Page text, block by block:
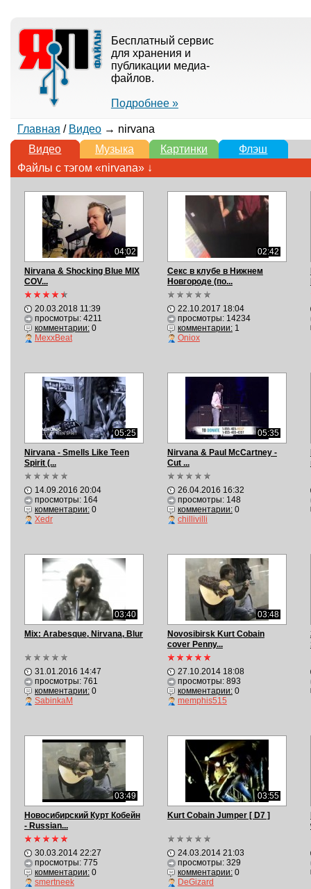
Бесплатный сервис
для хранения и
публикации медиа-
файлов.
Подробнее »
Главная / Видео→ nirvana
Видео
Музыка Картинки
Флэш
Файлы с тэгом «nirvana» ↓
04:02
Nirvana & Shocking Blue MIX
COV...
20.03.2018 11:39
просмотры: 4211
комментарии:0
MexxBeat
02:42
Секс в клубе в Нижнем
Новгороде (по...
22.10.2017 18:04
просмотры: 14234
комментарии:1
Oniox
05:25
Nirvana - Smells Like Teen
Spirit (...
14.09.2016 20:04
просмотры: 164
комментарии:0
Xedr
05:35
Nirvana & Paul McCartney -
Cut ...
26.04.2016 16:32
просмотры: 148
комментарии:0
chillivilli
03:40
Mix: Arabesque, Nirvana, Blur
31.01.2016 14:47
просмотры: 761
комментарии:0
SabinkaM
03:48
Novosibirsk Kurt Cobain
cover Penny...
27.10.2014 18:08
просмотры: 893
комментарии:0
memphis515
03:49
Новосибирский Курт Кобейн
- Russian...
30.03.2014 22:27
просмотры: 775
комментарии:0
smertneek
03:55
Kurt Cobain Jumper [ D7 ]
24.03.2014 21:03
просмотры: 329
комментарии:0
DeGizard